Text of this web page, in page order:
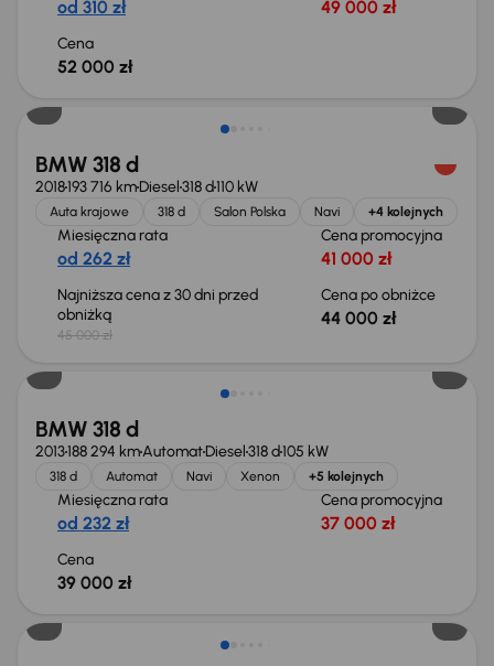
od 310 zł 49 000 zł
Cena
52 000 zł
Taniej o 1 000 zł
BMW 318 d
2018193 716 kmDiesel318 d110 kW
Auta krajowe 318 d Salon Polska Navi +4 kolejnych
Miesięczna rata
od 262 zł
Cena promocyjna
41 000 zł
Najniższa cena z 30 dni przed
obniżką
45 000 zł
Cena po obniżce
44 000 zł
BMW 318 d
2013188 294 kmAutomatDiesel318 d105 kW
318 d Automat Navi Xenon +5 kolejnych
Miesięczna rata
od 232 zł
Cena promocyjna
37 000 zł
Cena
39 000 zł